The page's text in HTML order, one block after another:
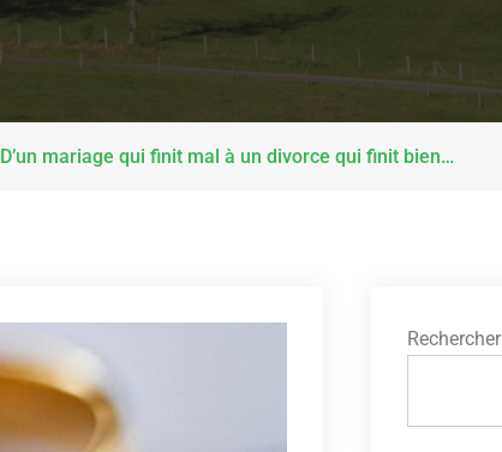
D’un mariage qui finit mal à un divorce qui finit bien…
Rechercher